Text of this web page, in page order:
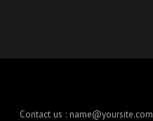
Contact us : name@yoursite.com